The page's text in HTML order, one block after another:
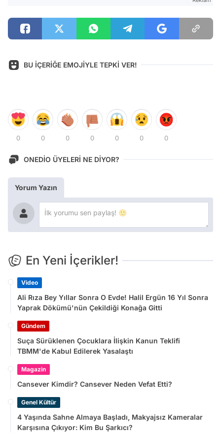
BU İÇERİĞE EMOJİYLE TEPKİ VER!
0 0 0 0 0 0 0
ONEDİO ÜYELERİ NE DİYOR?
Yorum Yazın
En Yeni İçerikler!
Video
Ali Rıza Bey Yıllar Sonra O Evde! Halil Ergün 16 Yıl Sonra
Yaprak Dökümü'nün Çekildiği Konağa Gitti
Gündem
Suça Sürüklenen Çocuklara İlişkin Kanun Teklifi
TBMM'de Kabul Edilerek Yasalaştı
Magazin
Cansever Kimdir? Cansever Neden Vefat Etti?
Genel Kültür
4 Yaşında Sahne Almaya Başladı, Makyajsız Kameralar
Karşısına Çıkıyor: Kim Bu Şarkıcı?